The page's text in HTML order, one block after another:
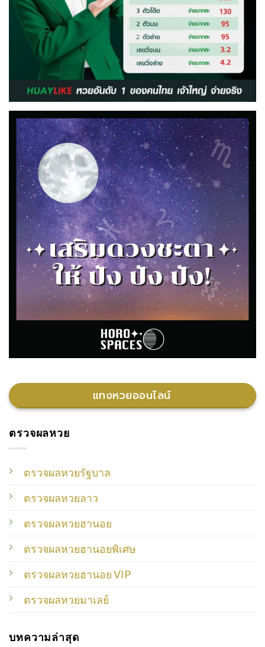
แทงหวยออนไลน์
ตรวจผลหวย
ตรวจผลหวยรัฐบาล
ตรวจผลหวยลาว
ตรวจผลหวยฮานอย
ตรวจผลหวยฮานอยพิเศษ
ตรวจผลหวยฮานอย VIP
ตรวจผลหวยมาเลย์
บทความล่าสุด